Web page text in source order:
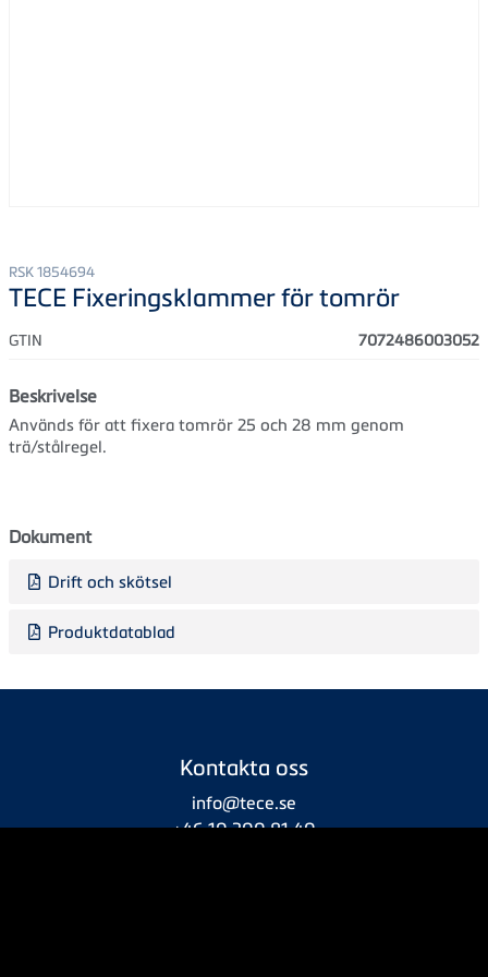
RSK 1854694
TECE Fixeringsklammer för tomrör
GTIN 7072486003052
Beskrivelse
Används för att fixera tomrör 25 och 28 mm genom
trä/stålregel.
Dokument
Drift och skötsel
Produktdatablad
Kontakta oss
info@tece.se
+46 10 200 81 40